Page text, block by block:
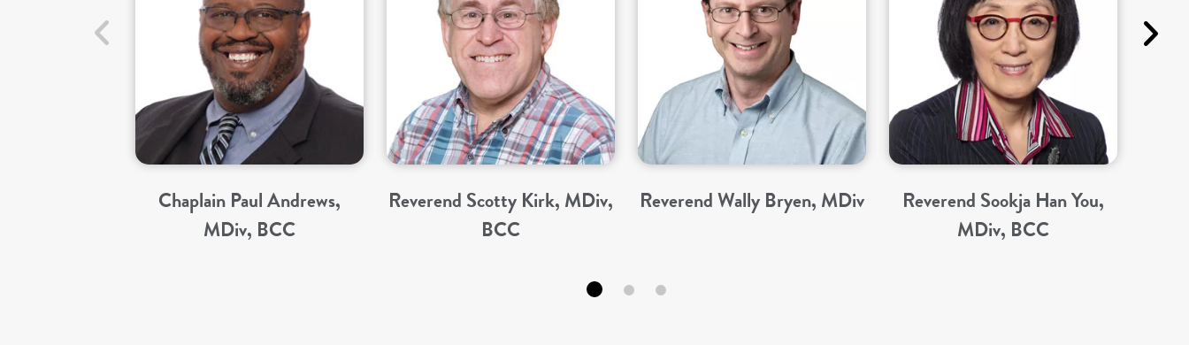
Chaplain Paul Andrews,
MDiv, BCC
Reverend Scotty Kirk, MDiv,
BCC
Reverend Wally Bryen, MDiv
Reverend Sookja Han You,
MDiv, BCC